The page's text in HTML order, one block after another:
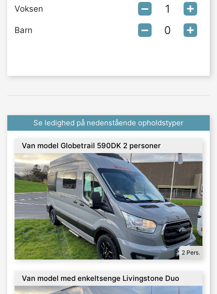
Voksen
Barn
Se ledighed på nedenstående opholdstyper
Van model Globetrail 590DK 2 personer
Automatgear
2 Pers.
Van model med enkeltsenge Livingstone Duo
med Anhængertræk & Automatgear